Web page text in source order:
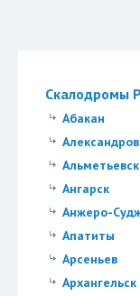
Скалодромы
Абакан
Александров
Альметьевск
Ангарск
Анжеро-
Апатиты
Арсеньев
Архангельск